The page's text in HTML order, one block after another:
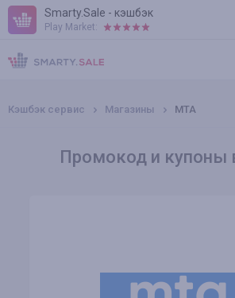
Smarty.Sale - кэшбэк
Play Market:
ПРАВИЛА
ПЛАГИНЫ
Кэшбэк сервис Магазины МТА
Промокод и купоны